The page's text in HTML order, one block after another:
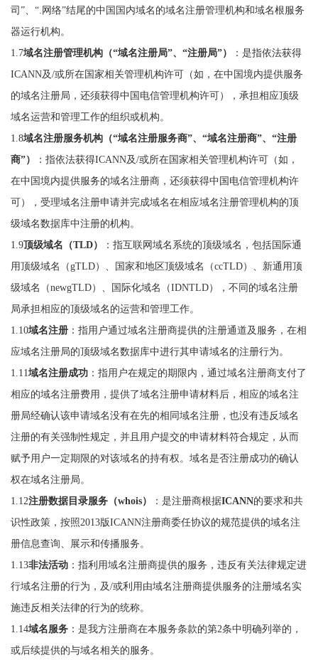
司”、“.网络”结尾的中国国内域名的域名注册管理机构和域名根服务
器运行机构。
1.7域名注册管理机构（“域名注册局”、“注册局”）
：是指依法获得
ICANN及/或所在国家相关管理机构许可（如，在中国境内提供服务
的域名注册局，还须获得中国电信管理机构许可），承担相应顶级
域名运营和管理工作的组织或机构。
1.8域名注册服务机构（“域名注册服务商”、“域名注册商”、“注册
商”）
：指依法获得ICANN及/或所在国家相关管理机构许可（如，
在中国境内提供服务的域名注册商，还须获得中国电信管理机构许
可），受理域名注册申请并完成域名在相应域名注册管理机构的顶
级域名数据库中注册的机构。
1.9顶级域名（TLD）
：指互联网域名系统的顶级域名，包括国际通
用顶级域名（gTLD）、国家和地区顶级域名（ccTLD）、新通用顶
级域名（newgTLD）、国际化域名（IDNTLD），不同的域名注册
局承担相应的顶级域名的运营和管理工作。
1.10域名注册 ：指用户通过域名注册商提供的注册通道及服务，在相
应域名注册局的顶级域名数据库中进行其申请域名的注册行为。
1.11域名注册成功 ：指用户在规定的期限内，通过域名注册商支付了
相应的域名注册费用，提供了域名注册申请材料后，相应的域名注
册局经确认该申请域名没有在先的相同域名注册，也没有违反域名
注册的有关强制性规定，并且用户提交的申请材料符合规定，从而
赋予用户一定期限的对该域名的持有权。域名是否注册成功的确认
权在域名注册局。
1.12注册数据目录服务（whois） ：是注册商根据ICANN的要求和共
识性政策，按照2013版ICANN注册商委任协议的规范提供的域名注
册信息查询、展示和传播服务。
1.13非法活动 ：指利用域名注册商提供的服务，违反有关法律规定进
行域名注册的行为，及/或利用由域名注册商提供服务的注册域名实
施违反相关法律的行为的统称。
1.14域名服务 ：是我方注册商在本服务条款的第2条中明确列举的，
或后续提供的与域名相关的服务。